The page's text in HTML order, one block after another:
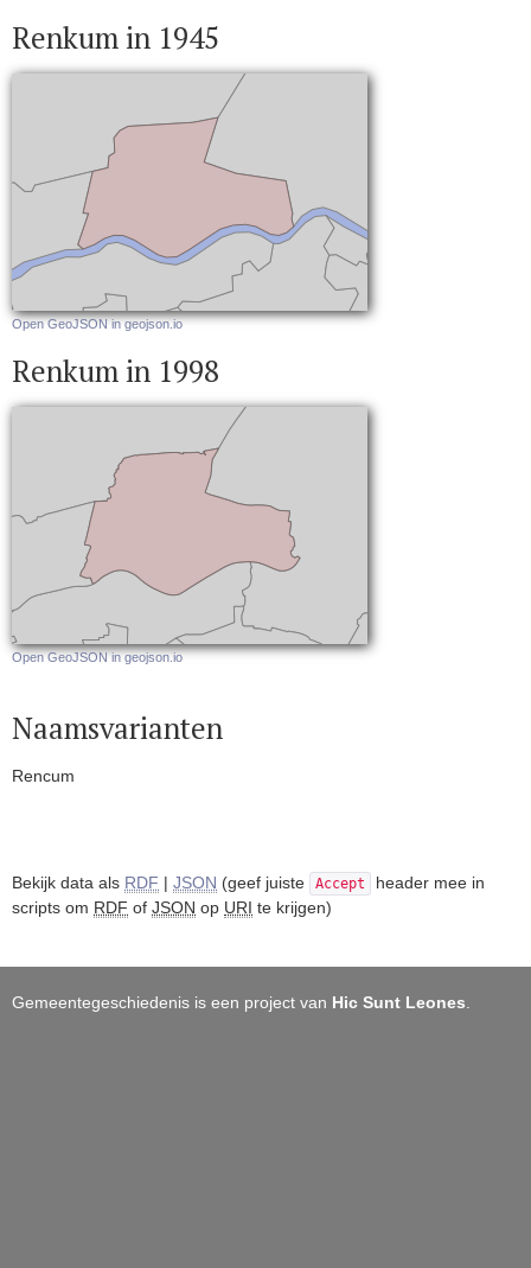
Renkum in 1945
Open GeoJSON in geojson.io
Renkum in 1998
Open GeoJSON in geojson.io
Naamsvarianten
Rencum
Bekijk data als RDF | JSON (geef juiste Accept
header mee in
scripts om RDF of JSON op URI te krijgen)
Gemeentegeschiedenis is een project van Hic Sunt Leones